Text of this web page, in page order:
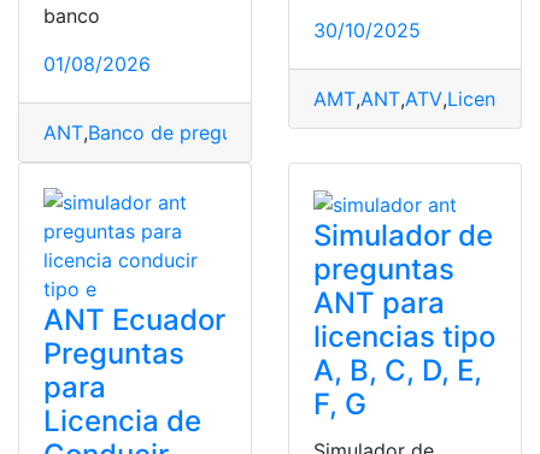
banco
01/08/2026
ANT,Banco de preguntas Conducir,Herramientas
30/10/2025
AMT,ANT,ATV,Licencia
ANT Ecuador
Preguntas
para
Licencia de
Simulador de
preguntas
ANT para
licencias tipo
A, B, C, D, E,
F, G